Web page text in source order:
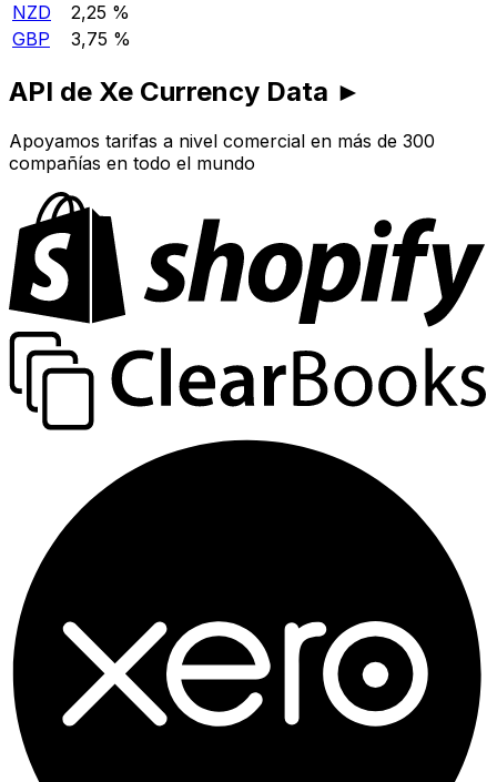
NZD
2,25 %
GBP
3,75 %
API de Xe Currency Data ►
Apoyamos tarifas a nivel comercial en más de 300
compañías en todo el mundo